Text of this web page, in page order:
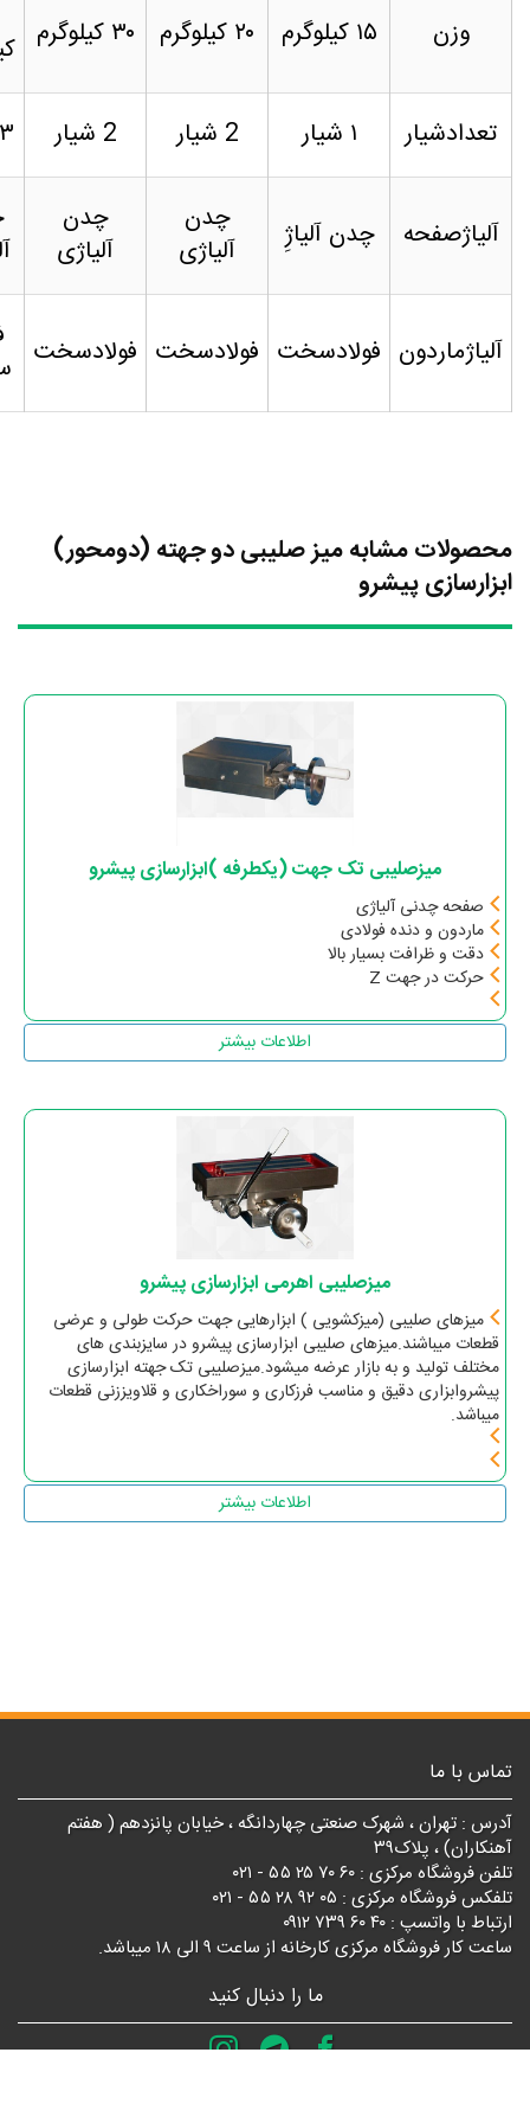
۳۰ کیلوگرم ۲۰ کیلوگرم ۱۵ کیلوگرم وزن
۳ 2 شیار 2 شیار ۱ شیار تعدادشیار
چدن
آلیاژی
چدن
آلیاژی
چدن آلیاژِ آلیاژصفحه
فولادسخت فولادسخت فولادسخت آلیاژماردون
محصولات مشابه میز صلیبی دو جهته (دومحور)
ابزارسازی پیشرو
میزصلیبی تک جهت (یکطرفه )ابزارسازی پیشرو
صفحه چدنی آلیاژی
ماردون و دنده فولادی
دقت و ظرافت بسیار بالا
حرکت در جهت Z
اطلاعات بیشتر
میزصلیبی اهرمی ابزارسازی پیشرو
میزهای صلیبی (میزکشویی ) ابزارهایی جهت حرکت طولی و عرضی
قطعات میباشند.میزهای صلیبی ابزارسازی پیشرو در سایزبندی های
مختلف تولید و به بازار عرضه میشود.میزصلیبی تک جهته ابزارسازی
پیشروابزاری دقیق و مناسب فرزکاری و سوراخکاری و قلاویززنی قطعات
میباشد.
اطلاعات بیشتر
تماس با ما
آدرس : تهران ، شهرک صنعتی چهاردانگه ، خیابان پانزدهم ( هفتم
آهنکاران) ، پلاک۳۹
تلفن فروشگاه مرکزی : ۶۰ ۷۰ ۲۵ ۵۵ - ۰۲۱
تلفکس فروشگاه مرکزی : ۰۵ ۹۲ ۲۸ ۵۵ - ۰۲۱
ارتباط با واتسپ : ۴۰ ۶۰ ۷۳۹ ۰۹۱۲
ساعت کار فروشگاه مرکزی کارخانه از ساعت ۹ الی ۱۸ میباشد.
ما را دنبال کنید